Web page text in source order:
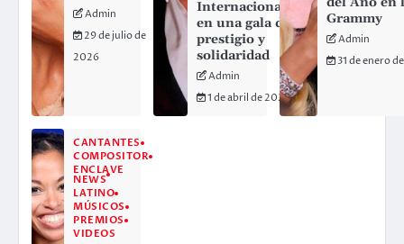
Admin
29 de julio de
2026
Internacional”
en una gala de
prestigio y
solidaridad
Admin
1 de abril de 2026
Grammy
Admin
31 de enero
CANTANTES
COMPOSITOR
ENCLAVE
NEWS
LATINO
MÚSICOS
PREMIOS
VIDEOS